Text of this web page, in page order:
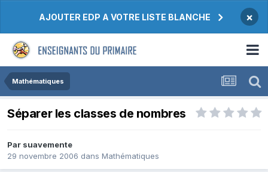
AJOUTER EDP A VOTRE LISTE BLANCHE ×
Mathématiques
Séparer les classes de nombres
Par suavemente
29 novembre 2006 dans Mathématiques